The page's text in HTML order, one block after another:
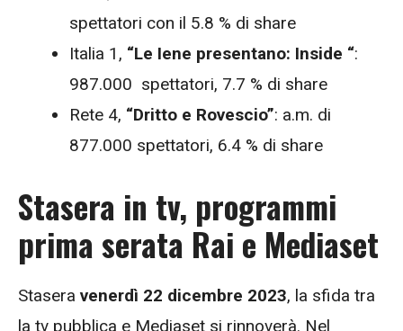
spettatori con il 5.8 % di share
Italia 1, “Le Iene presentano: Inside “:
987.000 spettatori, 7.7 % di share
Rete 4, “Dritto e Rovescio”: a.m. di
877.000 spettatori, 6.4 % di share
Stasera in tv, programmi
prima serata Rai e Mediaset
Stasera venerdì 22 dicembre 2023, la sfida tra
la tv pubblica e Mediaset si rinnoverà. Nel